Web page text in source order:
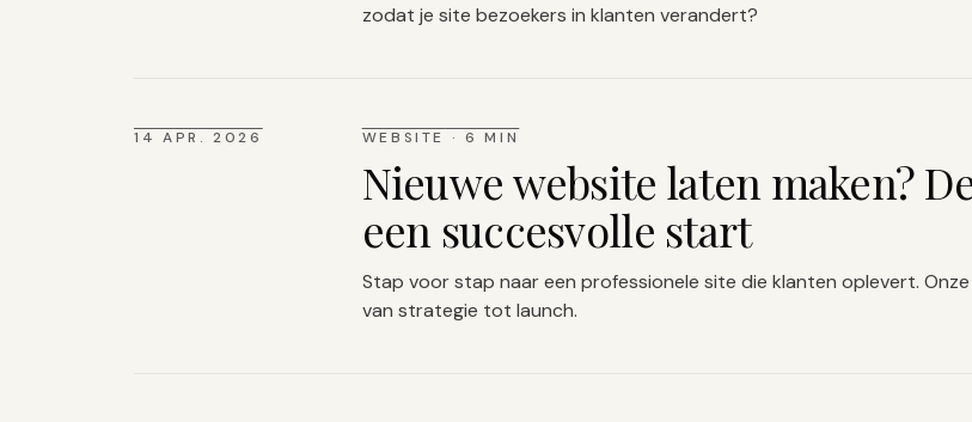
zodat je site bezoekers in klanten verandert?
14 APR. 2026 WEBSITE ·6 MIN
Nieuwe website laten maken?
een succesvolle start
Stap voor stap naar een professionele site die klanten oplevert.
van strategie tot launch.